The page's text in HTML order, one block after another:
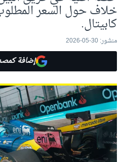
خلاف حول السعر
كابيتال.
منشور:30-05-2026
إضافة